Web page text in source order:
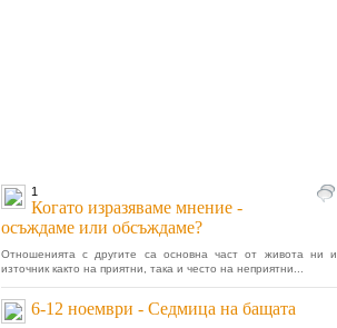
1
Когато изразяваме мнение -
осъждаме или обсъждаме?
Отношенията с другите са основна част от живота ни и
източник както на приятни, така и често на неприятни...
6-12 ноември - Седмица на бащата